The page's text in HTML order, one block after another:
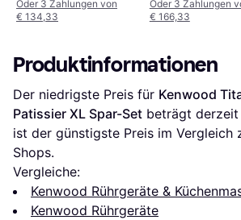
Oder 3 Zahlungen von
€ 134,33
Oder 3 Zahlungen
€ 166,33
Produktinformationen
Der niedrigste Preis für Kenwood
Patissier XL Spar-Set beträgt derzeit
ist der günstigste Preis im Vergleich
Shops.
Vergleiche:
Kenwood Rührgeräte &
Kenwood Rührgeräte